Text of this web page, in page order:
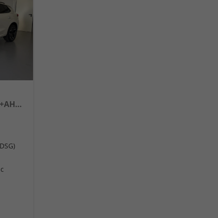
1.5 eTSI DSG Matrix+Kessy+AHK+eHeck+Dinamica+CarPlay+eHeck+GV5